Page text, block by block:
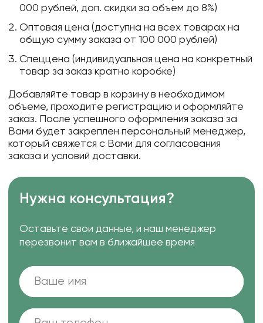
000 рублей, доп. скидки за объем до 8%)
Оптовая цена (доступна на всех товарах на
общую сумму заказа от 100 000 рублей)
Спеццена (индивидуальная цена на конкретный
товар за заказ кратно коробке)
Добавляйте товар в корзину в необходимом
объеме, проходите регистрацию и оформляйте
заказ. После успешного оформления заказа за
Вами будет закреплен персональный менеджер,
который свяжется с Вами для согласования
заказа и условий доставки.
Нужна консультация?
Оставьте свои данные, и наш менеджер
перезвонит вам в ближайшее время